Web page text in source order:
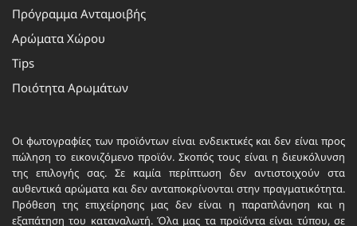
Πρόγραμμα Ανταμοιβής
Αρώματα Χώρου
Tips
Ποιότητα Αρωμάτων
Οι φωτογραφίες των προϊόντων είναι ενδεικτικές και δεν είναι προς
πώληση το εικονιζόμενο προϊόν. Σκοπός τους είναι η διευκόλυνση
της επιλογής σας. Σε καμία περίπτωση δεν αντιστοιχούν στα
αυθεντικά αρώματα και δεν ανταποκρίνονται στην πραγματικότητα.
Πρόθεση της επιχείρησης μας δεν είναι η παραπλάνηση και η
εξαπάτηση του καταναλωτή. Όλα μας τα προϊόντα είναι τύπου, σε